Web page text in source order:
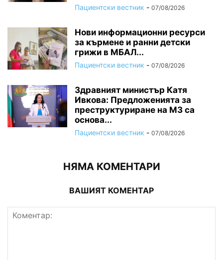
Пациентски вестник - 07/08/2026
Нови информационни ресурси
за кърмене и ранни детски
грижи в МБАЛ...
Пациентски вестник - 07/08/2026
Здравният министър Катя
Ивкова: Предложенията за
преструктуриране на МЗ са
основа...
Пациентски вестник - 07/08/2026
НЯМА КОМЕНТАРИ
ВАШИЯТ КОМЕНТАР